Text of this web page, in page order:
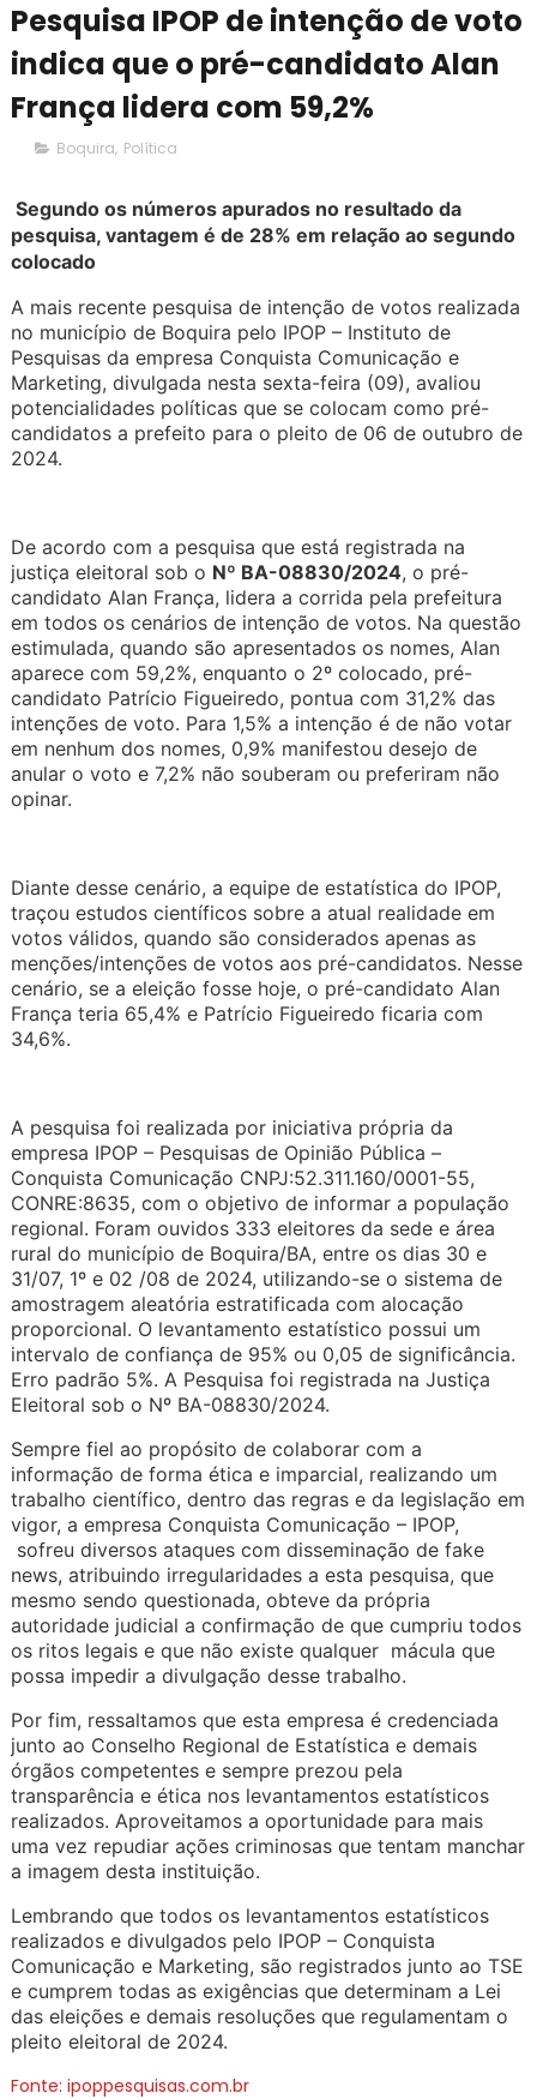
Pesquisa IPOP de intenção de voto
indica que o pré-candidato Alan
França lidera com 59,2%
Boquira, Política
Segundo os números apurados no resultado da
pesquisa, vantagem é de 28% em relação ao segundo
colocado
A mais recente pesquisa de intenção de votos realizada
no município de Boquira pelo IPOP – Instituto de
Pesquisas da empresa Conquista Comunicação e
Marketing, divulgada nesta sexta-feira (09), avaliou
potencialidades políticas que se colocam como pré-
candidatos a prefeito para o pleito de 06 de outubro de
2024.
De acordo com a pesquisa que está registrada na
justiça eleitoral sob o Nº BA-08830/2024, o pré-
candidato Alan França, lidera a corrida pela prefeitura
em todos os cenários de intenção de votos. Na questão
estimulada, quando são apresentados os nomes, Alan
aparece com 59,2%, enquanto o 2º colocado, pré-
candidato Patrício Figueiredo, pontua com 31,2% das
intenções de voto. Para 1,5% a intenção é de não votar
em nenhum dos nomes, 0,9% manifestou desejo de
anular o voto e 7,2% não souberam ou preferiram não
opinar.
Diante desse cenário, a equipe de estatística do IPOP,
traçou estudos científicos sobre a atual realidade em
votos válidos, quando são considerados apenas as
menções/intenções de votos aos pré-candidatos. Nesse
cenário, se a eleição fosse hoje, o pré-candidato Alan
França teria 65,4% e Patrício Figueiredo ficaria com
34,6%.
A pesquisa foi realizada por iniciativa própria da
empresa IPOP – Pesquisas de Opinião Pública –
Conquista Comunicação CNPJ:52.311.160/0001-55,
CONRE:8635, com o objetivo de informar a população
regional. Foram ouvidos 333 eleitores da sede e área
rural do município de Boquira/BA, entre os dias 30 e
31/07, 1º e 02 /08 de 2024, utilizando-se o sistema de
amostragem aleatória estratificada com alocação
proporcional. O levantamento estatístico possui um
intervalo de confiança de 95% ou 0,05 de significância.
Erro padrão 5%. A Pesquisa foi registrada na Justiça
Eleitoral sob o Nº BA-08830/2024.
Sempre fiel ao propósito de colaborar com a
informação de forma ética e imparcial, realizando um
trabalho científico, dentro das regras e da legislação em
vigor, a empresa Conquista Comunicação – IPOP,
sofreu diversos ataques com disseminação de fake
news, atribuindo irregularidades a esta pesquisa, que
mesmo sendo questionada, obteve da própria
autoridade judicial a confirmação de que cumpriu todos
os ritos legais e que não existe qualquer mácula que
possa impedir a divulgação desse trabalho.
Por fim, ressaltamos que esta empresa é credenciada
junto ao Conselho Regional de Estatística e demais
órgãos competentes e sempre prezou pela
transparência e ética nos levantamentos estatísticos
realizados. Aproveitamos a oportunidade para mais
uma vez repudiar ações criminosas que tentam manchar
a imagem desta instituição.
Lembrando que todos os levantamentos estatísticos
realizados e divulgados pelo IPOP – Conquista
Comunicação e Marketing, são registrados junto ao TSE
e cumprem todas as exigências que determinam a Lei
das eleições e demais resoluções que regulamentam o
pleito eleitoral de 2024.
Fonte: ipoppesquisas.com.br